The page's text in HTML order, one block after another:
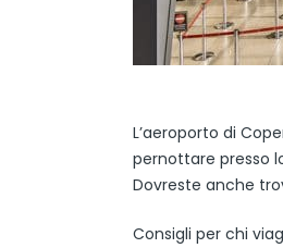
L’aeroporto di
pernottare presso
Dovreste anche
Consigli per chi